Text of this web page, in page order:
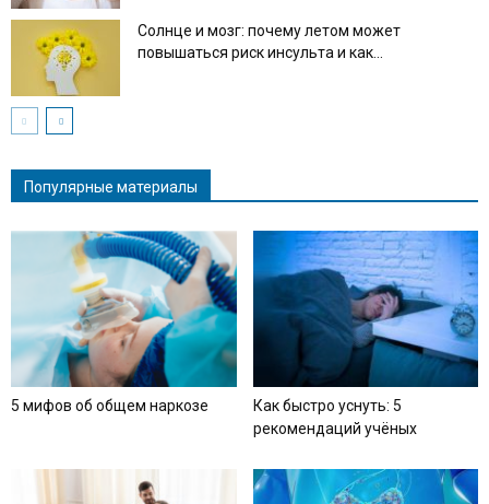
Солнце и мозг: почему летом может
повышаться риск инсульта и как...
Популярные материалы
5 мифов об общем наркозе
Как быстро уснуть: 5
рекомендаций учёных